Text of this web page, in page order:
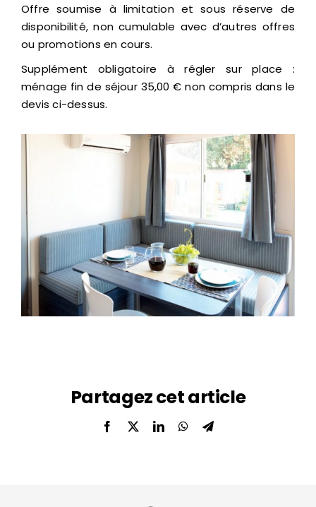
Offre soumise à limitation et sous réserve de
disponibilité, non cumulable avec d’autres offres
ou promotions en cours.
Supplément obligatoire à régler sur place :
ménage fin de séjour 35,00 € non compris dans le
devis ci-dessus.
Partagez cet article
Facebook
TwitterLinkedInWhatsAppTelegram